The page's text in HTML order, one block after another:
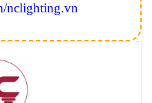
nclighting.vn